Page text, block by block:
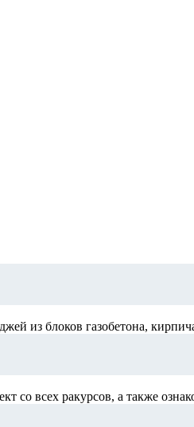
из блоков газобетона,
со всех ракурсов, а также